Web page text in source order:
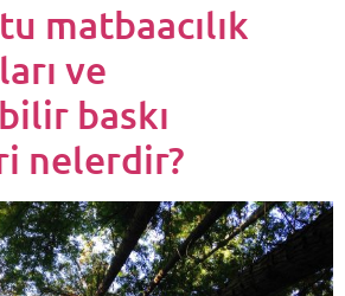
matbaacılık
ve
baskı
nelerdir?